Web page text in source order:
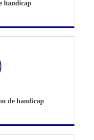
handicap
de handicap